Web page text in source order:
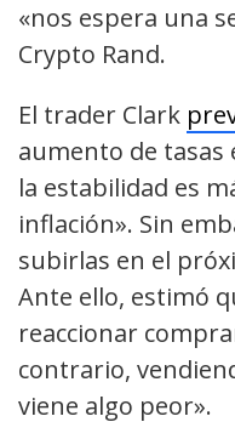
«nos espera una
Crypto Rand.
El trader Clark
aumento de tasas
la estabilidad es
inflación». Sin
subirlas en el
Ante ello, estimó
reaccionar
contrario,
viene algo peor».